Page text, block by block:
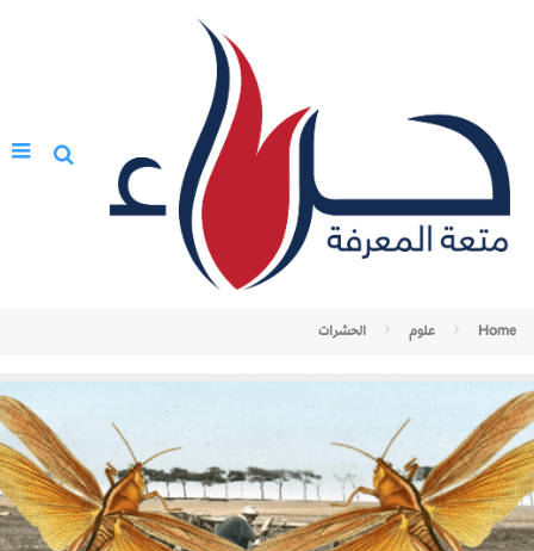
Home علوم الحشرات